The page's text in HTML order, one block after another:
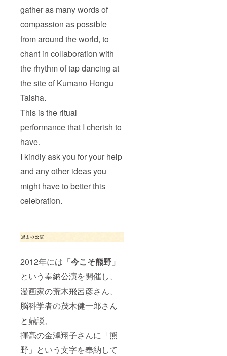
gather as many words of
compassion as possible
from around the world, to
chant in collaboration with
the rhythm of tap dancing at
the site of Kumano Hongu
Taisha.
This is the ritual
performance that I cherish to
have.
I kindly ask you for your help
and any other ideas you
might have to better this
celebration.
2012年には 「今こそ熊野」
という奉納公演を開催し、
漫画家の荒木飛呂彦さん、
脳科学者の茂木健一郎さん
と鼎談、
揮毫の金澤翔子さんに「熊
野」という文字を奉納して